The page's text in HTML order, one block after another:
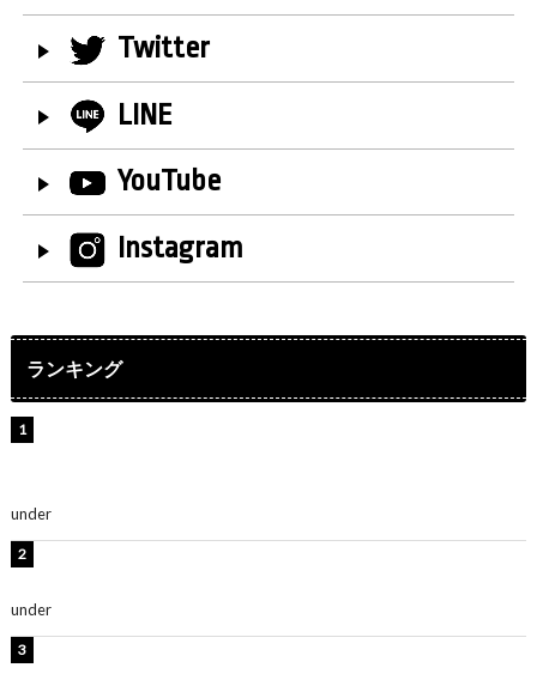
Twitter
LINE
YouTube
Instagram
ランキング
under
under